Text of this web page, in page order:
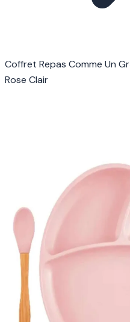
Coffret Repas Comme Un
Rose Clair